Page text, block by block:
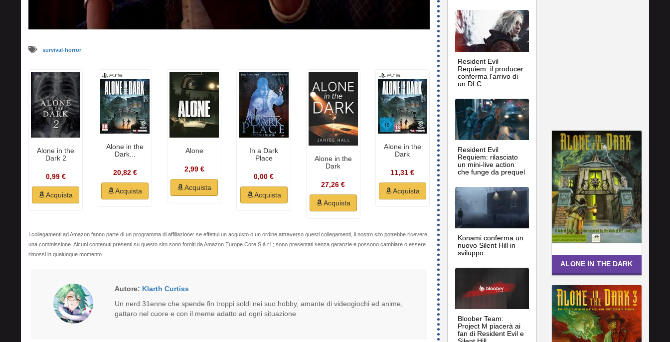
survival-horror
Alone in the
Dark 2
0,99 €
Acquista
Alone in the
Dark...
20,82 €
Acquista
Alone
2,99 €
Acquista
In a Dark
Place
0,00 €
Acquista
Alone in the
Dark
27,26 €
Acquista
Alone in the
Dark
11,31 €
Acquista
I collegamenti ad Amazon fanno parte di un programma di affiliazione: se effettui un acquisto o un ordine attraverso questi collegamenti, il nostro sito potrebbe ricevere
una commissione. Alcuni contenuti presenti su questo sito sono forniti da Amazon Europe Core S.à r.l.; sono presentati senza garanzie e possono cambiare o essere
rimossi in qualunque momento.
Autore: Klarth Curtiss
Un nerd 31enne che spende fin troppi soldi nei suo hobby, amante di videogiochi ed anime,
gattaro nel cuore e con il meme adatto ad ogni situazione
Resident Evil
Requiem: il producer
conferma l'arrivo di
un DLC
Resident Evil
Requiem: rilasciato
un mini-live action
che funge da prequel
Konami conferma un
nuovo Silent Hill in
sviluppo
Bloober Team:
Project M piacerà ai
fan di Resident Evil e
ALONE IN THE DARK